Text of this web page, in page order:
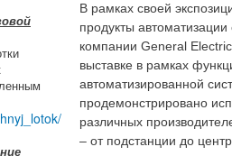
В рамках своей
продукты
компании General
выставке в рамках
автоматизированной
продемонстрировано
различных
– от подстанции до